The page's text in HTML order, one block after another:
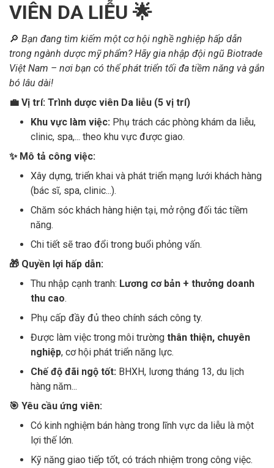
VIÊN DA LIỄU 🌟
🔎 Bạn đang tìm kiếm một cơ hội nghề nghiệp hấp dẫn
trong ngành dược mỹ phẩm? Hãy gia nhập đội ngũ Biotrade
Việt Nam – nơi bạn có thể phát triển tối đa tiềm năng và gắn
bó lâu dài!
💼 Vị trí: Trình dược viên Da liễu (5 vị trí)
Khu vực làm việc: Phụ trách các phòng khám da liễu,
clinic, spa,... theo khu vực được giao.
✨ Mô tả công việc:
Xây dựng, triển khai và phát triển mạng lưới khách hàng
(bác sĩ, spa, clinic...).
Chăm sóc khách hàng hiện tại, mở rộng đối tác tiềm
năng.
Chi tiết sẽ trao đổi trong buổi phỏng vấn.
🎁 Quyền lợi hấp dẫn:
Thu nhập cạnh tranh: Lương cơ bản + thưởng doanh
thu cao.
Phụ cấp đầy đủ theo chính sách công ty.
Được làm việc trong môi trường thân thiện, chuyên
nghiệp, cơ hội phát triển năng lực.
Chế độ đãi ngộ tốt: BHXH, lương tháng 13, du lịch
hàng năm...
🎯 Yêu cầu ứng viên:
Có kinh nghiệm bán hàng trong lĩnh vực da liễu là một
lợi thế lớn.
Kỹ năng giao tiếp tốt, có trách nhiệm trong công việc.